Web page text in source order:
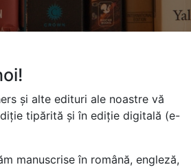
și alte edituri ale noastre vă
tipărită și în ediție digitală (e-
manuscrise în română, engleză,